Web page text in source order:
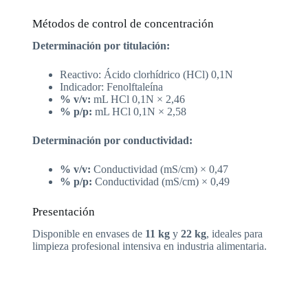
Métodos de control de concentración
Determinación por titulación:
Reactivo: Ácido clorhídrico (HCl) 0,1N
Indicador: Fenolftaleína
% v/v: mL HCl 0,1N × 2,46
% p/p: mL HCl 0,1N × 2,58
Determinación por conductividad:
% v/v: Conductividad (mS/cm) × 0,47
% p/p: Conductividad (mS/cm) × 0,49
Presentación
Disponible en envases de 11 kgy 22 kg, ideales para
limpieza profesional intensiva en industria alimentaria.